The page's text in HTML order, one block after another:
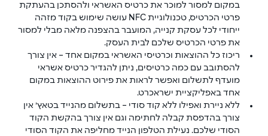
במקום למסור למוכר את כרטיס האשראי ולהסתכן בהעתקת
פרטי הכרטיס, טכנולוגיית NFC עושה שימוש בקוד מזהה
ייחודי לכל עסקת קנייה, המועבר בהצפנה מלאה מבלי למסור
את פרטי הכרטיס שלכם לבית העסק.
ריכוז כל ההוצאות וכרטיסי האשראי במקום אחד – אין צורך
להסתובב עם כמה כרטיסים, ניתן להגדיר כרטיס אשראי
מועדף לתשלום ואפשר לראות את פירוט ההוצאות במקום
אחד באפליקציית ישראכרט.
ללא ניירת ואפילו ללא קוד סודי – בתשלום מהנייד בטאץ׳ אין
צורך בהדפסת קבלה לחתימה וגם אין צורך בהקשת הקוד
הסודי שלכם. נעילת הטלפון הנייד מחליפה את הקוד הסודי